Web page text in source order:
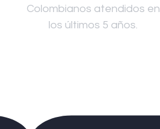
Colombianos atendidos en
los últimos 5 años.